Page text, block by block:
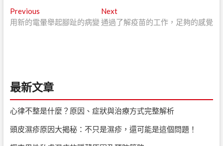
文
章
PreviousPrevious
post:
用新的電暈舉起腳趾的病變
NextNext
post:
通過了解疫苗的工作，足夠的感覺
最新文章
心律不整是什麼？原因、症狀與治療方式完整解析
頭皮濕疹原因大揭秘：不只是濕疹，還可能是這個問題！